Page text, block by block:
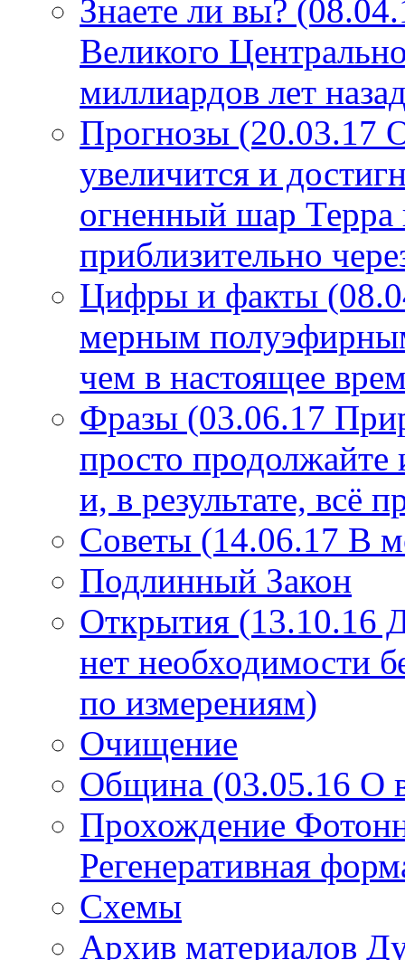
Знаете ли вы?
Великого
миллиардов лет
Прогнозы (20.03.17
увеличится и
огненный шар Терра
приблизительно
Цифры и факты
мерным
чем в настоящее
Фразы (03.06.17
просто продолжайте
и, в результате, всё
Советы (14.06.17 В
Подлинный Закон
Открытия (13.10.16
нет необходимости
по измерениям)
Очищение
Община (03.05.16 О
Прохождение
Регенеративная
Схемы
Архив материалов